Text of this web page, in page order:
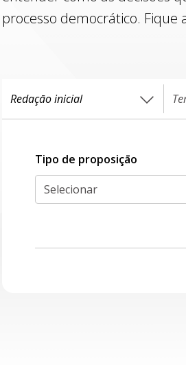
processo democrático.
Tipo de proposiçāo
Selecionar